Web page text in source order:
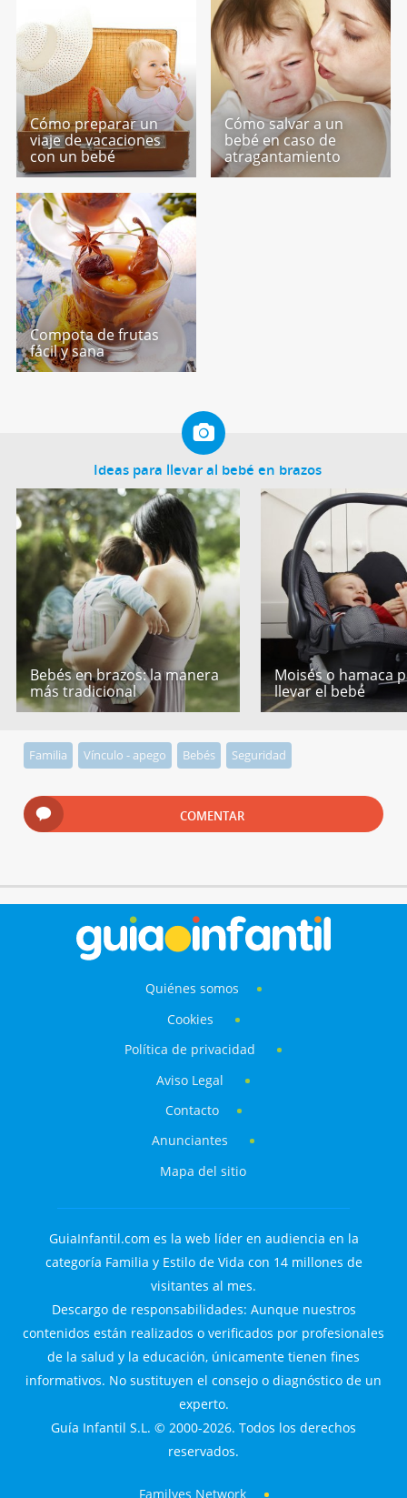
Cómo preparar un
viaje de vacaciones
con un bebé
Cómo salvar a un
bebé en caso de
atragantamiento
Compota de frutas
fácil y sana
Ideas para llevar al bebé en brazos
Bebés en brazos: la manera
más tradicional
Moisés o hamaca
llevar el bebé
Familia Vínculo - apego Bebés Seguridad
COMENTAR
Quiénes somos
Cookies
Política de privacidad
Aviso Legal
Contacto
Anunciantes
Mapa del sitio
GuiaInfantil.com es la web líder en audiencia en la
categoría Familia y Estilo de Vida con 14 millones de
visitantes al mes.
Descargo de responsabilidades: Aunque nuestros
contenidos están realizados o verificados por profesionales
de la salud y la educación, únicamente tienen fines
informativos. No sustituyen el consejo o diagnóstico de un
experto.
Guía Infantil S.L. © 2000-2026. Todos los derechos
reservados.
Familyes Network